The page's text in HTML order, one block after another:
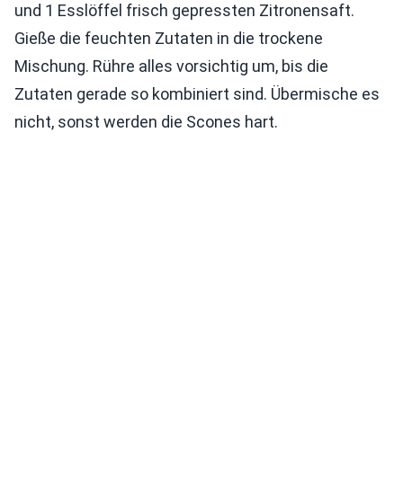
und 1 Esslöffel frisch gepressten Zitronensaft.
Gieße die feuchten Zutaten in die trockene
Mischung. Rühre alles vorsichtig um, bis die
Zutaten gerade so kombiniert sind. Übermische es
nicht, sonst werden die Scones hart.